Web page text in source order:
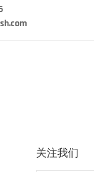
关注我们